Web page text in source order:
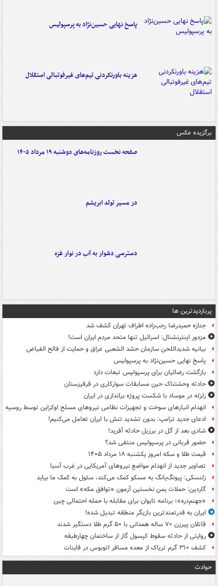
پاسخ نهایی حسین‌نژاد به پرسپولیس
هزینه باورنکردنی تیم‌های غیرفوتبالی استقلال
برگزیده عکس
صفحه نخست روزنامه‌های دوشنبه ۱۹ مرداد ۱۴۰۵
در مسیر تولد ابریشم
دسترسی دشوار به آب در نوار غزه
پربازدیدترین ها
جنازه حمیدرضا رجب‌زاده اطراف تهران کشف شد
مزدور اینترنشنال: اسرائیل تنها متحد مردم ایران است!
بیانیه شدیداللحن سازمان حشد الشعبی عراق و حمایت از فالح الفیاض
پاسخ نهایی حسین‌نژاد به پرسپولیس
بازگشت رضائیان برای پرسپولیس تبعات دارد
حادثه وحشتناک حین مسابقات سوارکاری در قرقیزستان
زلزله در موساد با شکست پروژه براندازی در ایران
انهدام انبارهای سوخت و تجهیزات نظامی نیروهای مسلح اوکراین توسط روسیه
ادعای جدید ترامپ: بدون تشدید تنش با ایران تعامل می‌کنیم!
شادی بعد از گل در برزیل حادثه آفرید!
حضور قربانی در پرسپولیس منتفی شد؟
قیمت طلا و سکه امروز یکشنبه ۱۸ مرداد ۱۴۰۵
تصاویر جدید از انهدام مواضع نیروهای آمریکایی در غرب آسیا
زلنسکی: پیونگ‌یانگ به مسکو کمک می‌کند، سئول به کمک ما بیاید
گاردین: حملات یمن نخستین آزمون «توافق مکه» است
«جهنم‌دره»؛ برنامه تایوان برای مقابله با حمله احتمالی چین
ایران به قدرتمندترین بازیگرِ منطقه تبدیل شده!
قاتلان پیرزن ۷۰ ساله همدانی با ۵۰ گرم طلا دستگیر شدند
روایتی از حادثه سقوط کپسول گاز از ساختمان چهارطبقه
کشف ۳۱۰ گرم تریاک از معده مسافر اتوبوس در قاینات
حوادث